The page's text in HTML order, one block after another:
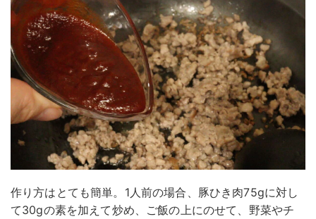
作り方はとても簡単。1人前の場合、豚ひき肉75gに対し
て30gの素を加えて炒め、ご飯の上にのせて、野菜やチ